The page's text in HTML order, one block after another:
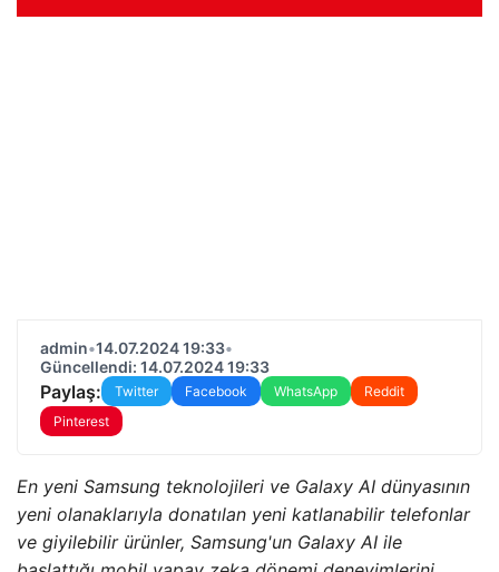
admin•14.07.2024 19:33•
Güncellendi: 14.07.2024 19:33
Paylaş: Twitter Facebook WhatsApp
Reddit
Pinterest
En yeni Samsung teknolojileri ve Galaxy AI dünyasının
yeni olanaklarıyla donatılan yeni katlanabilir telefonlar
ve giyilebilir ürünler, Samsung'un Galaxy AI ile